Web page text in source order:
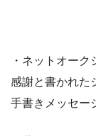
・ネットオー
感謝と書かれた
手書きメッセー